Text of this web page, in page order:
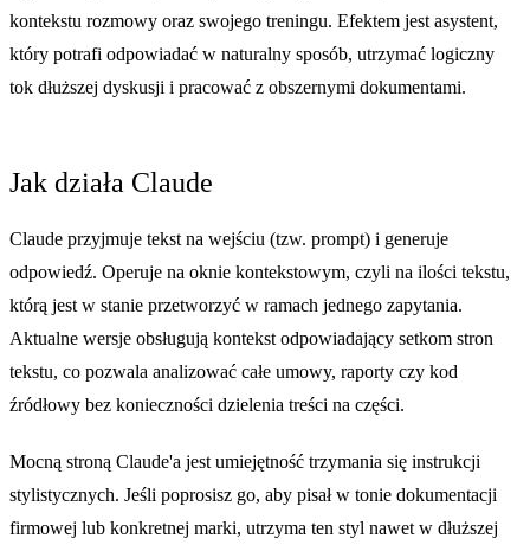
kontekstu rozmowy oraz swojego treningu. Efektem jest asystent,
który potrafi odpowiadać w naturalny sposób, utrzymać logiczny
tok dłuższej dyskusji i pracować z obszernymi dokumentami.
Jak działa Claude
Claude przyjmuje tekst na wejściu (tzw. prompt) i generuje
odpowiedź. Operuje na oknie kontekstowym, czyli na ilości tekstu,
którą jest w stanie przetworzyć w ramach jednego zapytania.
Aktualne wersje obsługują kontekst odpowiadający setkom stron
tekstu, co pozwala analizować całe umowy, raporty czy kod
źródłowy bez konieczności dzielenia treści na części.
Mocną stroną Claude'a jest umiejętność trzymania się instrukcji
stylistycznych. Jeśli poprosisz go, aby pisał w tonie dokumentacji
firmowej lub konkretnej marki, utrzyma ten styl nawet w dłuższej